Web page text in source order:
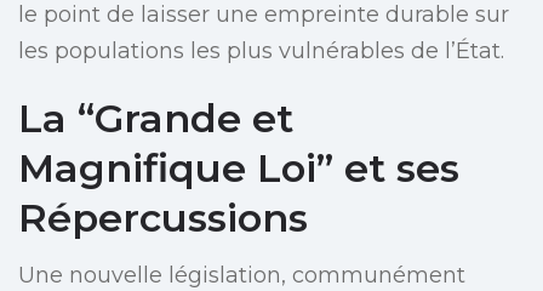
le point de laisser une empreinte durable sur
les populations les plus vulnérables de l’État.
La “Grande et
Magnifique Loi” et ses
Répercussions
Une nouvelle législation, communément